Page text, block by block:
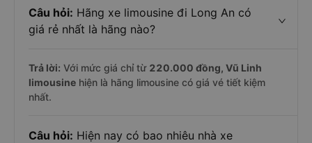
Câu hỏi: Hãng xe limousine đi Long An có
giá rẻ nhất là hãng nào?
Trả lời: Với mức giá chỉ từ 220.000 đồng, Vũ Linh
limousine hiện là hãng limousine có giá vé tiết kiệm
nhất.
Câu hỏi: Hiện nay có bao nhiêu nhà xe